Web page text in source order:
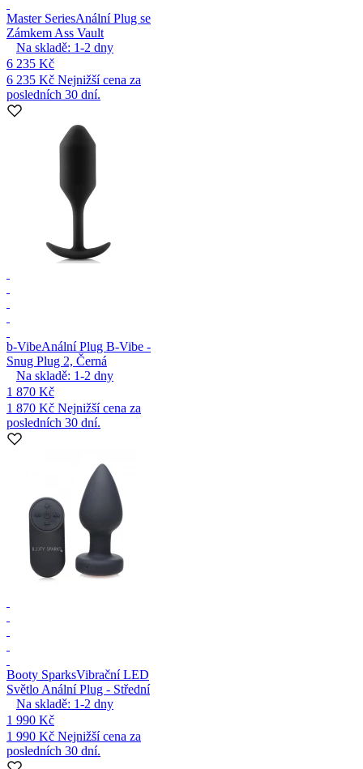
Master SeriesAnální Plug se
Zámkem Ass Vault
Na skladě: 1-2 dny
6 235 Kč
6 235 Kč Nejnižší cena za
posledních 30 dní.
b-VibeAnální Plug B-Vibe -
Snug Plug 2, Černá
Na skladě: 1-2 dny
1 870 Kč
1 870 Kč Nejnižší cena za
posledních 30 dní.
Booty SparksVibrační LED
Světlo Anální Plug - Střední
Na skladě: 1-2 dny
1 990 Kč
1 990 Kč Nejnižší cena za
posledních 30 dní.